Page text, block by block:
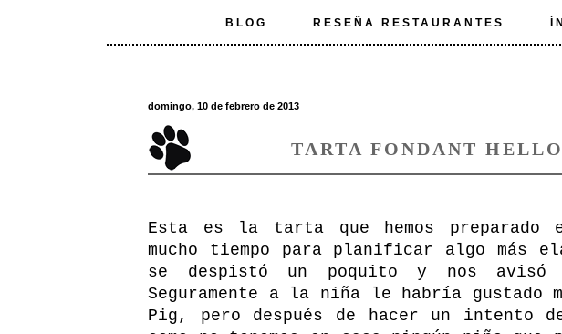
BLOG RESEÑA RESTAURANTES
domingo, 10 de febrero de 2013
TARTA FONDANT
Esta es la tarta que hemos preparado
mucho tiempo para planificar algo más
se despistó un poquito y nos avisó
Seguramente a la niña le habría gustado
Pig, pero después de hacer un intento